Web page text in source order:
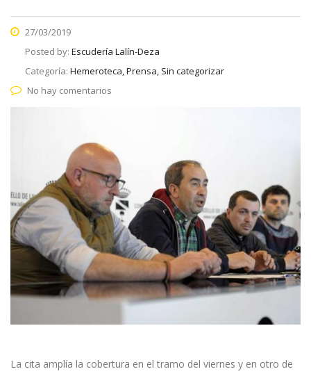
27/03/2019
Posted by: Escudería Lalín-Deza
Categoría: Hemeroteca, Prensa, Sin categorizar
No hay comentarios
La cita amplía la cobertura en el tramo del viernes y en otro de